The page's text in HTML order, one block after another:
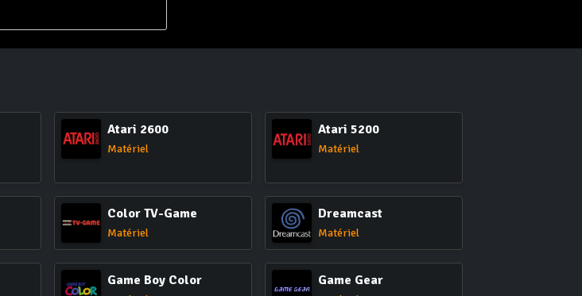
Atari 2600
Matériel
Atari 5200
Matériel
Color TV-Game
Matériel
Dreamcast
Matériel
Game Boy Color Game Gear